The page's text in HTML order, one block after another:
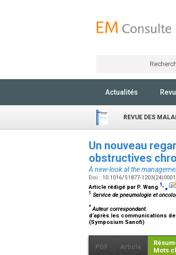
Actualités
REVUE DES
Un nouveau
obstructives
A new-look at the
Doi : 10.1016/S1877-
Article rédigé parP. Wang 1,⁎
1 Service de pneumologie et
* Auteur correspondant.
d’après les communications de
(Symposium Sanofi)
PDF Article
Mots